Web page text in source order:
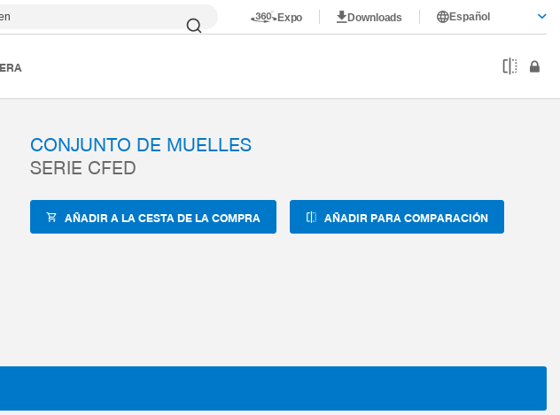
Expo Downloads Español
CFED11180
CONJUNTO DE MUELLES
SERIE CFED
AÑADIR A LA CESTA DE LA COMPRA AÑADIR PARA COMPARACIÓN